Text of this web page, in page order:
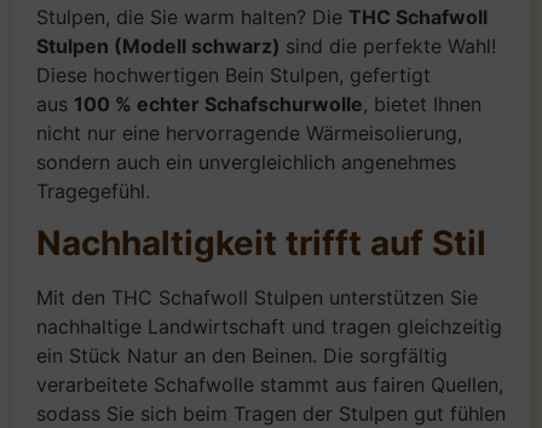
Stulpen, die Sie warm halten? Die THC Schafwoll
Stulpen (Modell schwarz) sind die perfekte Wahl!
Diese hochwertigen Bein Stulpen, gefertigt
aus 100 % echter Schafschurwolle, bietet Ihnen
nicht nur eine hervorragende Wärmeisolierung,
sondern auch ein unvergleichlich angenehmes
Tragegefühl.
Nachhaltigkeit trifft auf Stil
Mit den THC Schafwoll Stulpen unterstützen Sie
nachhaltige Landwirtschaft und tragen gleichzeitig
ein Stück Natur an den Beinen. Die sorgfältig
verarbeitete Schafwolle stammt aus fairen Quellen,
sodass Sie sich beim Tragen der Stulpen gut fühlen